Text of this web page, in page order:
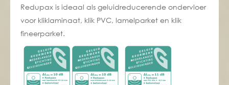
Redupax is ideaal als geluidreducerende ondervloer
voor kliklaminaat, klik PVC, lamelparket en klik
fineerparket.